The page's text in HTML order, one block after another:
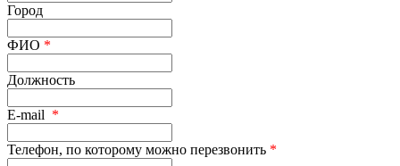
Город
ФИО *
Должность
E-mail *
Телефон, по которому можно перезвонить *